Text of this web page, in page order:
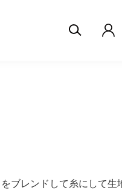
ブレンドして糸にして生